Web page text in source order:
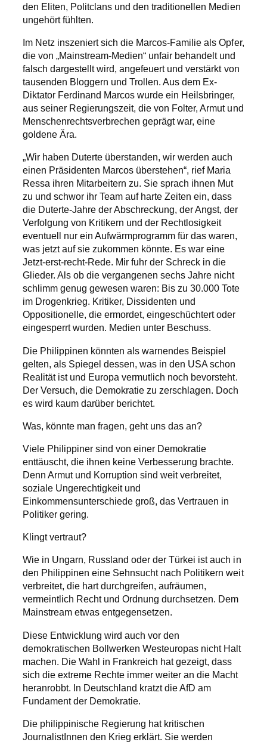
den Eliten, Politclans und den traditionellen Medien
ungehört fühlten.
Im Netz inszeniert sich die Marcos-Familie als Opfer,
die von „Mainstream-Medien“ unfair behandelt und
falsch dargestellt wird, angefeuert und verstärkt von
tausenden Bloggern und Trollen. Aus dem Ex-
Diktator Ferdinand Marcos wurde ein Heilsbringer,
aus seiner Regierungszeit, die von Folter, Armut und
Menschenrechtsverbrechen geprägt war, eine
goldene Ära.
„Wir haben Duterte überstanden, wir werden auch
einen Präsidenten Marcos überstehen“, rief Maria
Ressa ihren Mitarbeitern zu. Sie sprach ihnen Mut
zu und schwor ihr Team auf harte Zeiten ein, dass
die Duterte-Jahre der Abschreckung, der Angst, der
Verfolgung von Kritikern und der Rechtlosigkeit
eventuell nur ein Aufwärmprogramm für das waren,
was jetzt auf sie zukommen könnte. Es war eine
Jetzt-erst-recht-Rede. Mir fuhr der Schreck in die
Glieder. Als ob die vergangenen sechs Jahre nicht
schlimm genug gewesen waren: Bis zu 30.000 Tote
im Drogenkrieg. Kritiker, Dissidenten und
Oppositionelle, die ermordet, eingeschüchtert oder
eingesperrt wurden. Medien unter Beschuss.
Die Philippinen könnten als warnendes Beispiel
gelten, als Spiegel dessen, was in den USA schon
Realität ist und Europa vermutlich noch bevorsteht.
Der Versuch, die Demokratie zu zerschlagen. Doch
es wird kaum darüber berichtet.
Was, könnte man fragen, geht uns das an?
Viele Philippiner sind von einer Demokratie
enttäuscht, die ihnen keine Verbesserung brachte.
Denn Armut und Korruption sind weit verbreitet,
soziale Ungerechtigkeit und
Einkommensunterschiede groß, das Vertrauen in
Politiker gering.
Klingt vertraut?
Wie in Ungarn, Russland oder der Türkei ist auch in
den Philippinen eine Sehnsucht nach Politikern weit
verbreitet, die hart durchgreifen, aufräumen,
vermeintlich Recht und Ordnung durchsetzen. Dem
Mainstream etwas entgegensetzen.
Diese Entwicklung wird auch vor den
demokratischen Bollwerken Westeuropas nicht Halt
machen. Die Wahl in Frankreich hat gezeigt, dass
sich die extreme Rechte immer weiter an die Macht
heranrobbt. In Deutschland kratzt die AfD am
Fundament der Demokratie.
Die philippinische Regierung hat kritischen
JournalistInnen den Krieg erklärt. Sie werden